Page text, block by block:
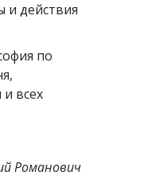
и действия
по
всех
Романович